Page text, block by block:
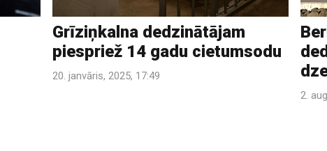
Grīziņkalna dedzinātājam
piespriež 14 gadu cietumsodu
20. janvāris, 2025, 17:49
2.